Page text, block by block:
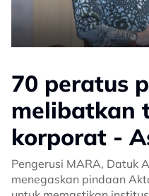
70 peratus
melibatkan
korporat -
Pengerusi MARA, Datuk
menegaskan pindaan